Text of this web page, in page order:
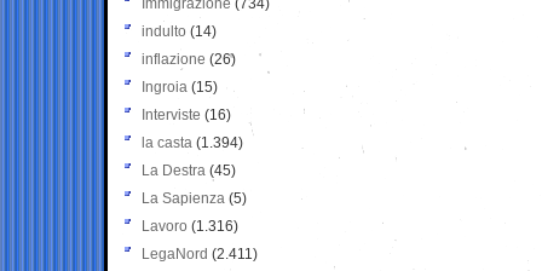
Immigrazione (734)
indulto (14)
inflazione (26)
Ingroia (15)
Interviste (16)
la casta (1.394)
La Destra (45)
La Sapienza (5)
Lavoro (1.316)
LegaNord (2.411)